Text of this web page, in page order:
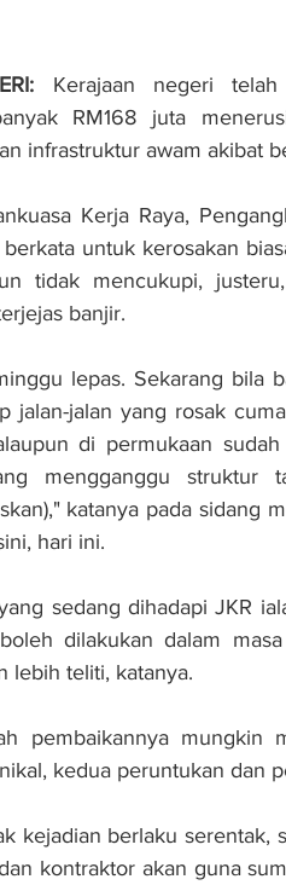
Kerajaan negeri telah
RM168 juta
infrastruktur awam akibat
Kerja Raya,
untuk kerosakan
tidak mencukupi,
banjir.
lepas. Sekarang bila
jalan-jalan yang rosak
di permukaan
mengganggu struktur
katanya pada sidang
hari ini.
sedang dihadapi JKR
dilakukan dalam
lebih teliti, katanya.
pembaikannya
kedua peruntukan dan
kejadian berlaku
kontraktor akan guna